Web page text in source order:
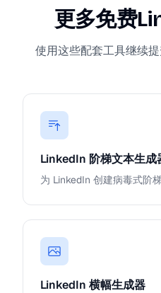
更多免费
使用这些配套工具继续
LinkedIn 阶梯文本生成
为 LinkedIn 创建病毒式阶
LinkedIn 横幅生成器